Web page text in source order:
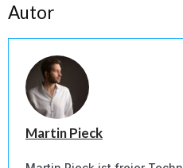
Autor
Martin Pieck